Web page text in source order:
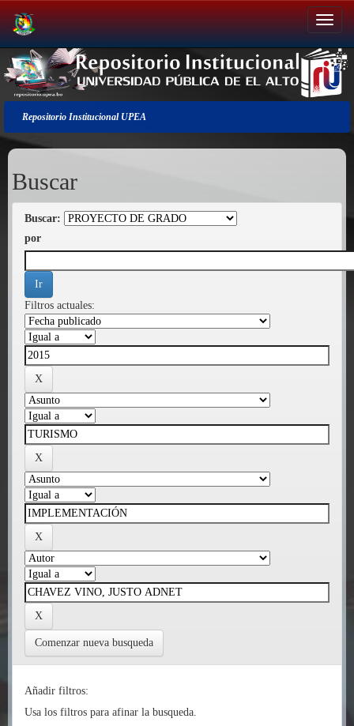
Salir
de
la
navegación
Repositorio Institucional UPEA
Buscar
Buscar:
por
Filtros actuales:
Comenzar nueva busqueda
Añadir filtros:
Usa los filtros para afinar la busqueda.